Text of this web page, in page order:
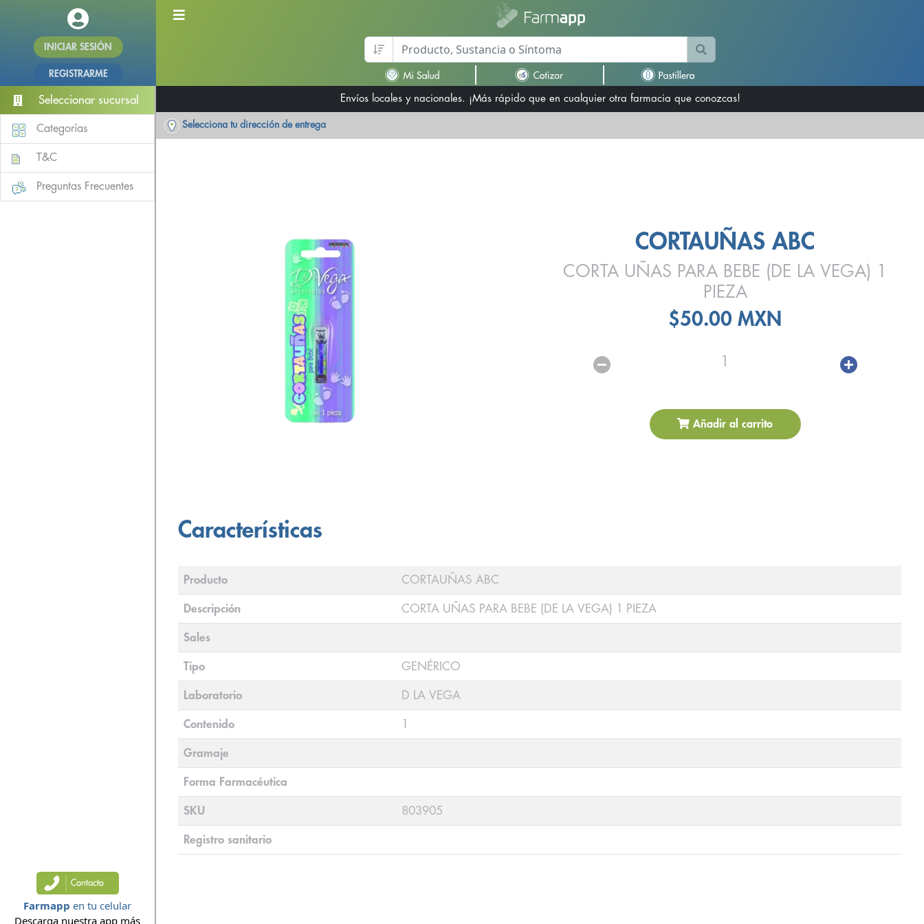
INICIAR SESIÓN
REGISTRARME
Seleccionar sucursal
Categorías
T&C
Preguntas Frecuentes
Farmapp en tu celular
Descarga nuestra app más
Envíos locales y nacionales. ¡Más rápido que en cualquier otra farmacia que conozcas!
Selecciona tu dirección de entrega
CORTAUÑAS ABC
CORTA UÑAS PARA BEBE (DE LA VEGA) 1
PIEZA
$50.00 MXN
1
Añadir al carrito
Características
Producto CORTAUÑAS ABC
Descripción CORTA UÑAS PARA BEBE (DE LA VEGA) 1 PIEZA
Sales
Tipo GENÉRICO
Laboratorio D LA VEGA
Contenido 1
Gramaje
Forma Farmacéutica
SKU 803905
Registro sanitario